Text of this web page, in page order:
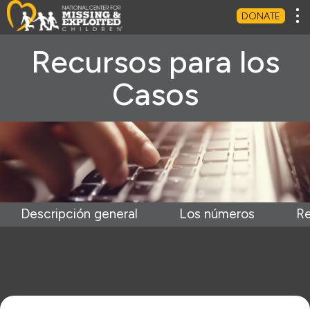
DONATE
Recursos para los
Casos
Descripción general Los números